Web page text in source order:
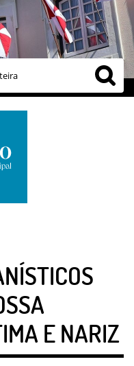
E NARIZ